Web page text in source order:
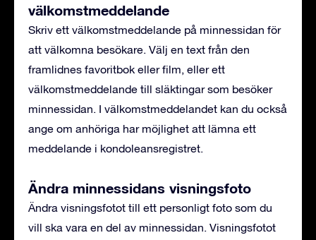
välkomstmeddelande
Skriv ett välkomstmeddelande på minnessidan för
att välkomna besökare. Välj en text från den
framlidnes favoritbok eller film, eller ett
välkomstmeddelande till släktingar som besöker
minnessidan. I välkomstmeddelandet kan du också
ange om anhöriga har möjlighet att lämna ett
meddelande i kondoleansregistret.
Ändra minnessidans visningsfoto
Ändra visningsfotot till ett personligt foto som du
vill ska vara en del av minnessidan. Visningsfotot